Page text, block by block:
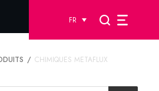
FR
CHIMIQUES METAFLUX